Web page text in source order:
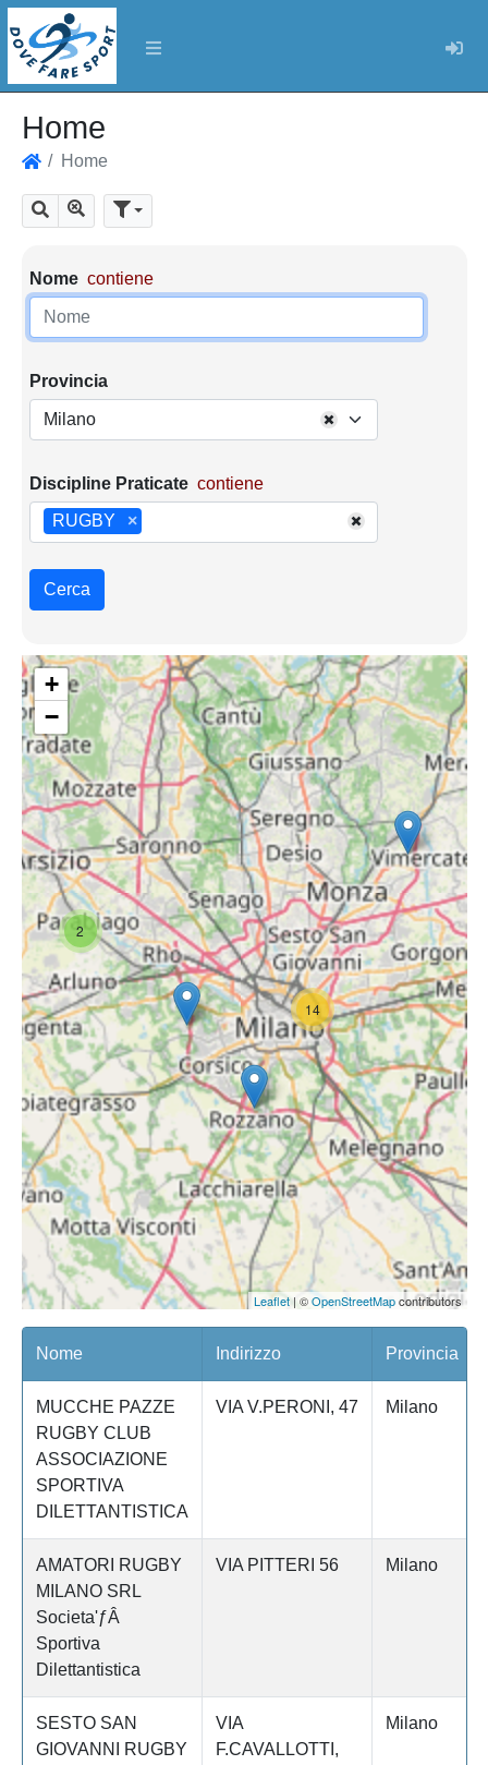
Home
Home
Cerca Mostra tutti i risultati
Parametri di ricerca
Nome contiene
Provincia
Milano
Discipline Praticate contiene
×
RUGBY
Cerca
14
2
+
−
Leaflet| ©OpenStreetMapcontributors
Nome Indirizzo Provincia
MUCCHE PAZZE
RUGBY CLUB
ASSOCIAZIONE
SPORTIVA
DILETTANTISTICA
VIA V.PERONI, 47 Milano
AMATORI RUGBY
MILANO SRL
Societa'ƒÂ
Sportiva
Dilettantistica
VIA PITTERI 56 Milano
SESTO SAN
GIOVANNI RUGBY
VIA
F.CAVALLOTTI,
Milano